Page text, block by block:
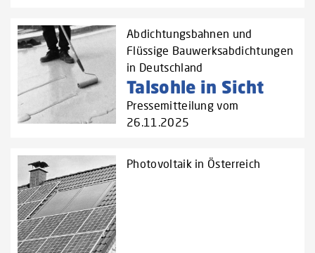
Abdichtungsbahnen und
Flüssige Bauwerksabdichtungen
in Deutschland
Talsohle in Sicht
Pressemitteilung vom
26.11.2025
Photovoltaik in Österreich